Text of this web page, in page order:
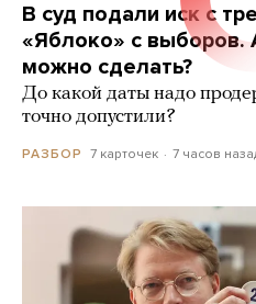
В суд подали иск с
«Яблоко» с выборов.
можно сделать?
До какой даты надо
точно допустили?
РАЗБОР 7 карточек 7 часов